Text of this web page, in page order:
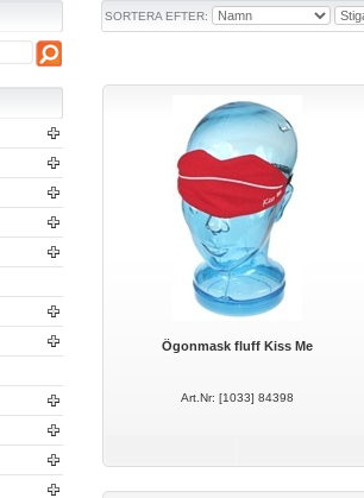
SORTERA EFTER:
Ögonmask fluff Kiss Me
Art.Nr: [1033] 84398